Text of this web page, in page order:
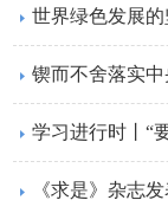
世界绿色发展
锲而不舍落实
学习进行时丨“
《求是》杂志